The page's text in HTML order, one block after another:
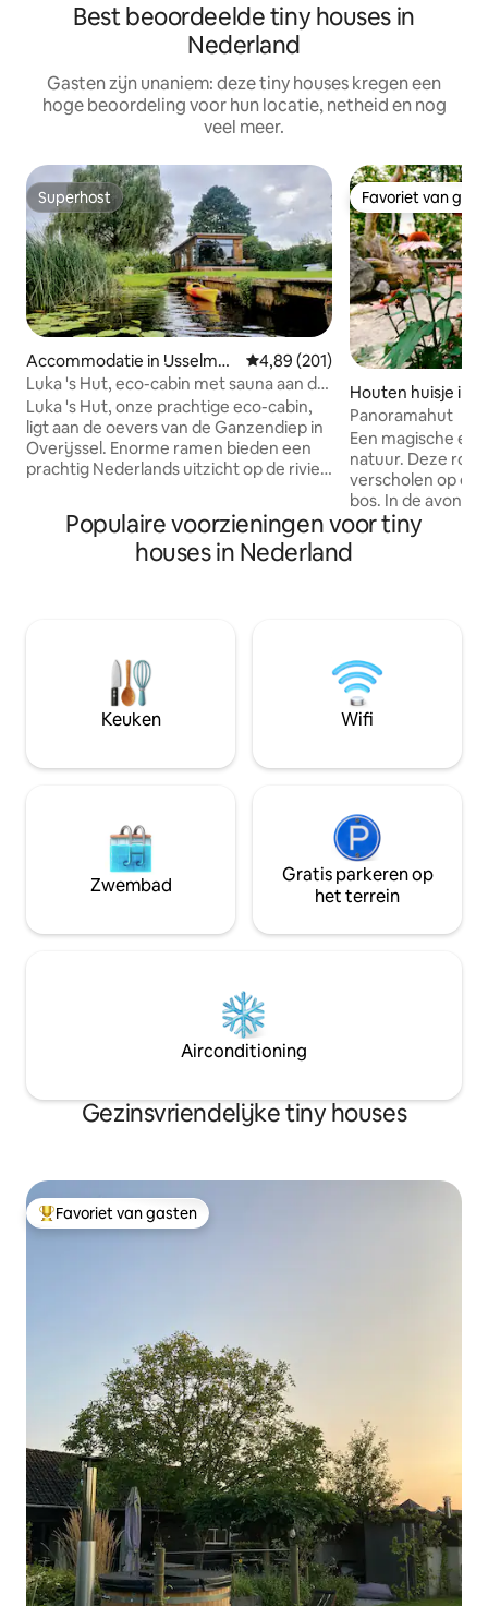
Best beoordeelde tiny houses in
Nederland
Gasten zijn unaniem: deze tiny houses kregen een
hoge beoordeling voor hun locatie, netheid en nog
veel meer.
Superhost
Superhost
Accommodatie in IJsselmui
den
Gemiddelde beoordeling van
4,89 (201)
Luka 's Hut, eco-cabin met sauna aan de
rivier
Luka 's Hut, onze prachtige eco-cabin,
ligt aan de oevers van de Ganzendiep in
Overijssel. Enorme ramen bieden een
prachtig Nederlands uitzicht op de rivier,
en een pittoresk dorpje in de verte. De
rivier is rustig water dus heb een sauna
en een duik, zet de kajak buiten, grote
fantastisch bad, een volledig uitgeruste
keuken, fietsen, een vuurplaats en
Favoriet van
Favoriet van
Houten huisje in
Panoramahut
Een magische
natuur. Deze
verscholen op
bos. In de avond
de zon die
Mookerheide, te
privé
setting voor
mindfull
wandelaars.
Populaire voorzieningen voor tiny
houses in Nederland
Keuken Wifi
Zwembad
Gratis parkeren op
het terrein
Airconditioning
Gezinsvriendelijke tiny houses
Topfavoriet van gasten
Favoriet van gasten